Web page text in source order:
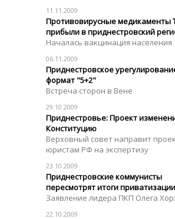
11.11.2009
Противовирусные медикаменты
прибыли в приднестровский
Началась вакцинация населения
06.11.2009
Приднестровское
формат "5+2"
Встреча сторон в Вене
29.10.2009
Приднестровье: Проект
Конституцию
Верховный совет направит
юристам РФ на экспертизу
23.10.2009
Приднестровские коммунисты
пересмотрят итоги приватизации
Заявление лидера ПКП Олега
22.10.2009